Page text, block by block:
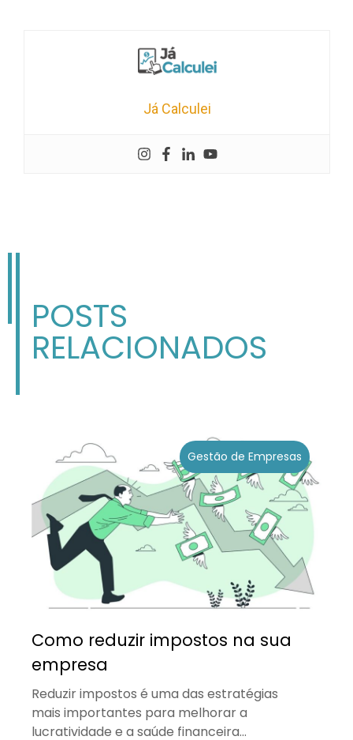
Já Calculei
POSTS
RELACIONADOS
Gestão de Empresas
Como reduzir impostos na sua
empresa
Reduzir impostos é uma das estratégias
mais importantes para melhorar a
lucratividade e a saúde financeira...